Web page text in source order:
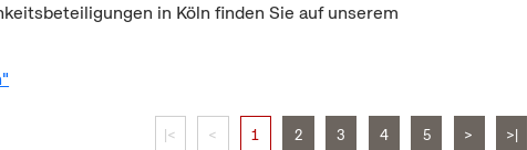
in Köln finden Sie auf unserem
|< < 1 2 3 4 5 > >|